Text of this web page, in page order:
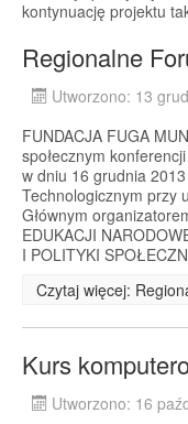
kontynuację projektu
Regionalne
Utworzono: 13
FUNDACJA FUGA
społecznym
w dniu 16 grudnia
Technologicznym przy
Głównym
EDUKACJI
I POLITYKI
Czytaj więcej:
Kurs
Utworzono: 16